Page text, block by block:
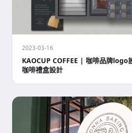
2023-03-16
KAOCUP COFFEE | 咖啡品牌logo
咖啡禮盒設計